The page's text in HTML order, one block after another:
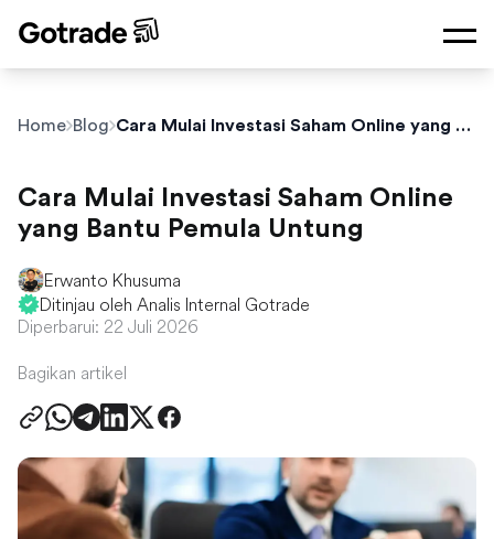
Home Blog Cara Mulai Investasi Saham Online yang Bantu Pemula Untung
Cara Mulai Investasi Saham Online
yang Bantu Pemula Untung
Erwanto Khusuma
Ditinjau oleh Analis Internal Gotrade
Diperbarui: 22 Juli 2026
Bagikan artikel